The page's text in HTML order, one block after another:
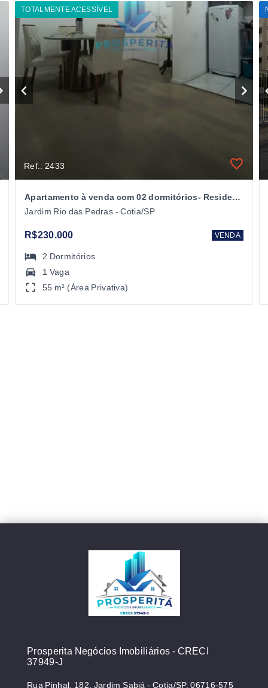
TOTALMENTE ACESSÍVEL
Ref.: 2433
Apartamento à venda com 02 dormitórios- Residencial Cotia Park I- Rio das Pedras- Cotia- SP
Jardim Rio das Pedras - Cotia/SP
R$230.000 VENDA
2 Dormitórios
1 Vaga
55 m² (Área Privativa)
Prosperita Negócios Imobiliários - CRECI
37949-J
Rua Pinhal, 182, Jardim Sabiá - Cotia/SP, 06716-575